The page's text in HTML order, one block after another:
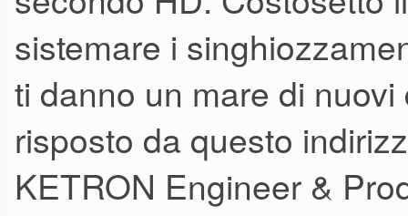
sistemare i
ti danno un mare di
risposto da questo
KETRON Engineer &